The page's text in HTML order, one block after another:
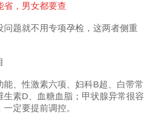
省，男女都要查
问题就不用专项孕检，这两者侧重
能、性激素六项、妇科B超、白带常
生素D、血糖血脂；甲状腺异常很容
定要提前调控。